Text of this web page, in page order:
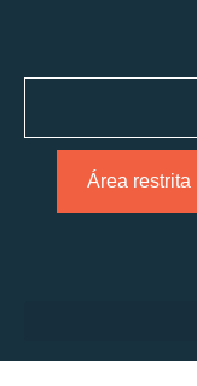
Área restrita